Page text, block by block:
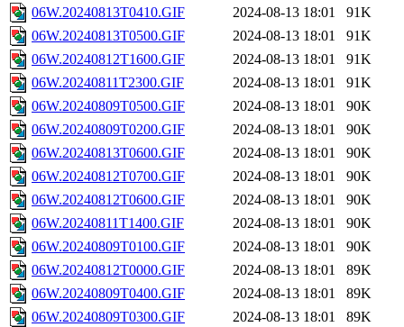
06W.20240813T0410.GIF 2024-08-13 18:01
91K
06W.20240813T0500.GIF
2024-08-13 18:01
91K
06W.20240812T1600.GIF
2024-08-13 18:01
91K
06W.20240811T2300.GIF
2024-08-13 18:01
91K
06W.20240809T0500.GIF
2024-08-13 18:01
90K
06W.20240809T0200.GIF
2024-08-13 18:01
90K
06W.20240813T0600.GIF
2024-08-13 18:01
90K
06W.20240812T0700.GIF
2024-08-13 18:01
90K
06W.20240812T0600.GIF
2024-08-13 18:01
90K
06W.20240811T1400.GIF
2024-08-13 18:01
90K
06W.20240809T0100.GIF
2024-08-13 18:01
90K
06W.20240812T0000.GIF
2024-08-13 18:01
89K
06W.20240809T0400.GIF
2024-08-13 18:01
89K
06W.20240809T0300.GIF
2024-08-13 18:01
89K